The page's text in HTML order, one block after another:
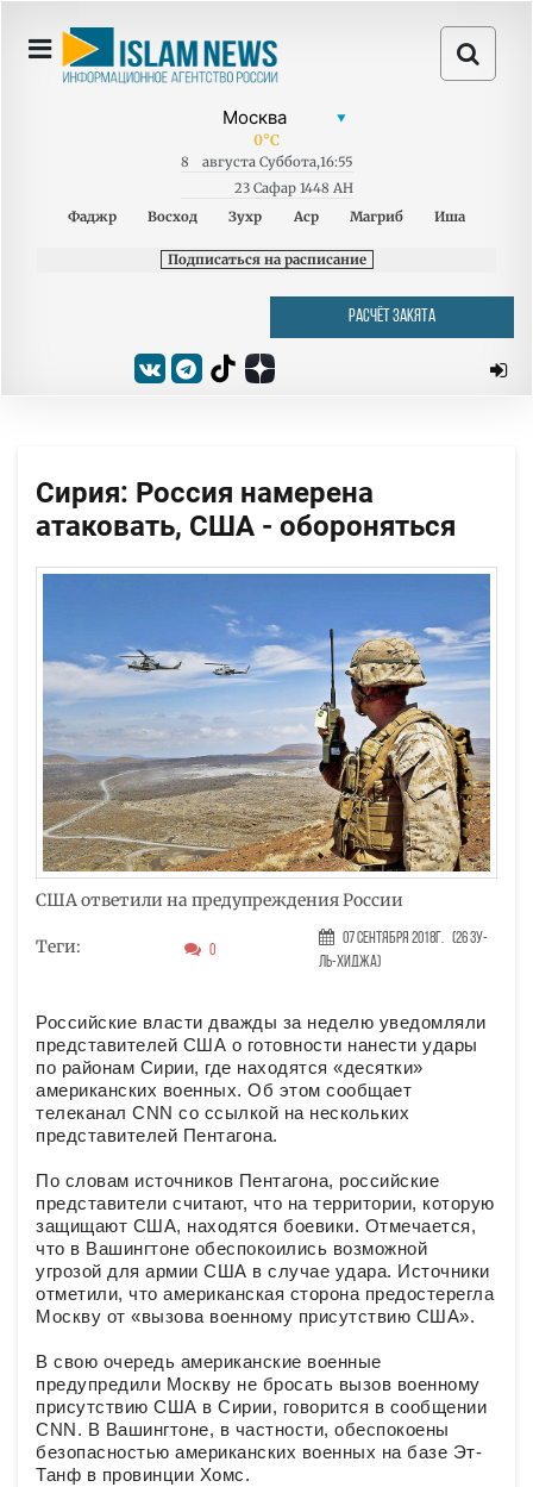
0°C
8 августа Суббота,16:55
23 Сафар 1448 AH
Фаджр
Восход Зухр Аср Магриб Иша
Подписаться на расписание
РАСЧЁТ ЗАКЯТА
Сирия: Россия намерена
атаковать, США - обороняться
США ответили на предупреждения России
Теги: 0
07 Сентября 2018г. (26 Зу-
ль-хиджа)
Российские власти дважды за неделю уведомляли
представителей США о готовности нанести удары
по районам Сирии, где находятся «десятки»
американских военных. Об этом сообщает
телеканал CNN со ссылкой на нескольких
представителей Пентагона.
По словам источников Пентагона, российские
представители считают, что на территории, которую
защищают США, находятся боевики. Отмечается,
что в Вашингтоне обеспокоились возможной
угрозой для армии США в случае удара. Источники
отметили, что американская сторона предостерегла
Москву от «вызова военному присутствию США».
В свою очередь американские военные
предупредили Москву не бросать вызов военному
присутствию США в Сирии, говорится в сообщении
CNN. В Вашингтоне, в частности, обеспокоены
безопасностью американских военных на базе Эт-
Танф в провинции Хомс.